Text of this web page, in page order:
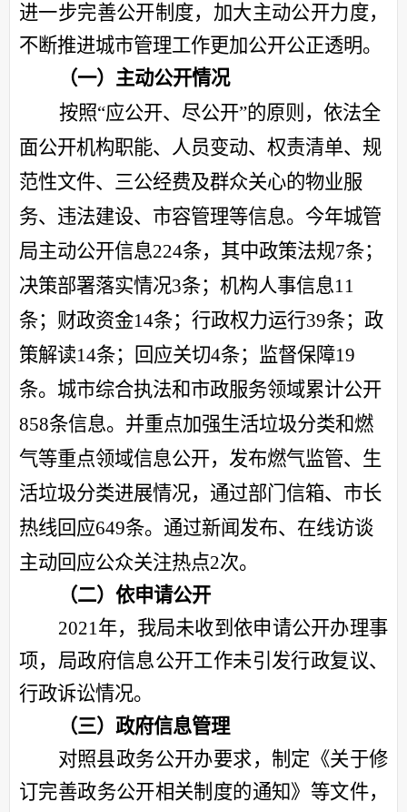
进一步完善公开制度，加大主动公开力度，
不断推进城市管理工作更加公开公正透明。
（一）主动公开情况
按照“应公开、尽公开”的原则，依法全
面公开机构职能、人员变动、权责清单、规
范性文件、三公经费及群众关心的物业服
务、违法建设、市容管理等信息。 今年城管
局主动公开信息224条，其中政策法规7条；
决策部署落实情况3条；机构人事信息11
条；财政资金14条；行政权力运行39条；政
策解读14条；回应关切4条；监督保障19
条。城市综合执法和市政服务领域累计公开
858条信息。并重点加强生活垃圾分类和燃
气等重点领域信息公开，发布燃气监管、 生
活垃圾分类进展情况， 通过部门信箱、市长
热线回应649条。 通过新闻发布、 在线访谈
主动回应公众关注热点2次。
（二）依申请公开
2021年，我局未收到依申请公开办理事
项，局政府信息公开工作未引发行政复议、
行政诉讼情况。
（三）政府信息管理
对照县政务公开办要求， 制定《关于修
订完善政务公开相关制度的通知》等文件，